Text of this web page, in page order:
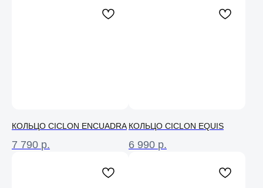
КОЛЬЦО CICLON ENCUADRA
7 790 р.
КОЛЬЦО CICLON EQUIS
6 990 р.